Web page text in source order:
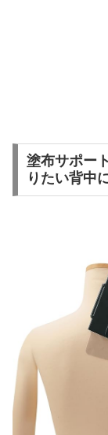
塗布サポー
りたい背中